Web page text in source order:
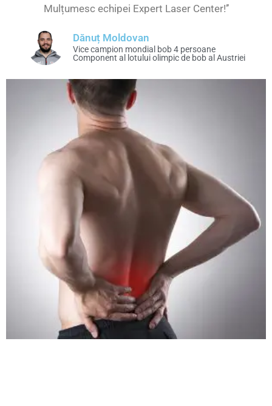
Mulțumesc echipei Expert Laser Center!ʼʼ
Dănuț Moldovan
Vice campion mondial bob 4 persoane
Component al lotului olimpic de bob al Austriei